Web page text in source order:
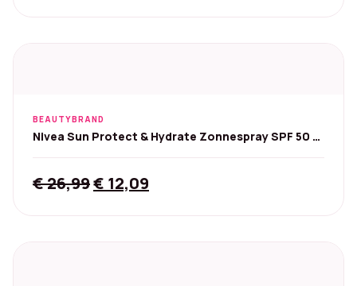
€ 14,89.€ 8,89.
BEAUTYBRAND
Nivea Sun Protect & Hydrate Zonnespray SPF 50 -
€26,99Original
€ 26,99.
€ 12,09
€ 12,09.